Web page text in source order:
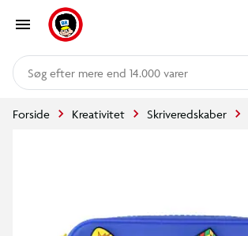
mere end 14.000 varer
Forside Kreativitet Skriveredskaber